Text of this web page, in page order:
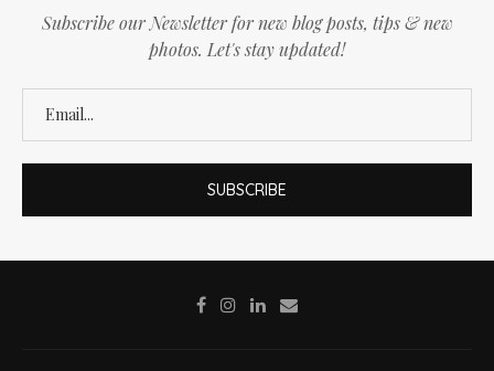
Subscribe our Newsletter for new blog posts, tips & new
photos. Let's stay updated!